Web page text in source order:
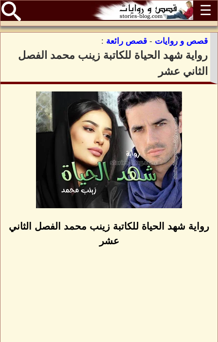
☰
قصص و روايات - قصص رائعة :
رواية شهد الحياة للكاتبة زينب محمد الفصل
الثاني عشر
رواية شهد الحياة للكاتبة زينب محمد الفصل الثاني
عشر